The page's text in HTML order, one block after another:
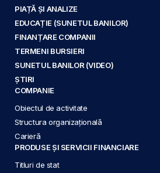
PIAȚĂ ȘI ANALIZE
EDUCAȚIE (SUNETUL BANILOR)
FINANȚARE COMPANII
TERMENI BURSIERI
SUNETUL BANILOR (VIDEO)
ȘTIRI
COMPANIE
Obiectul de activitate
Structura organizațională
Carieră
PRODUSE ȘI SERVICII FINANCIARE
Titluri de stat